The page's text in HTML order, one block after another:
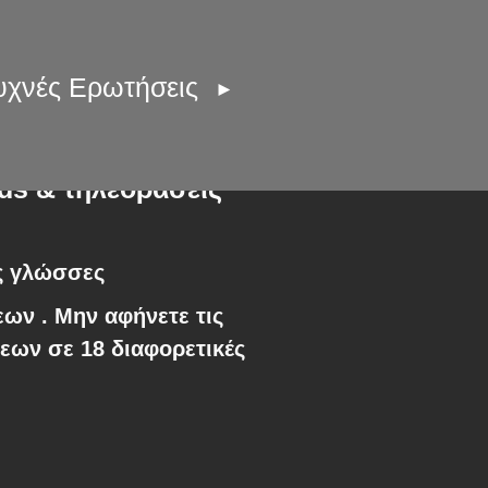
Ερωτήσεις
& τηλεοράσεις
γλώσσες
. Μην αφήνετε τις
σε 18 διαφορετικές